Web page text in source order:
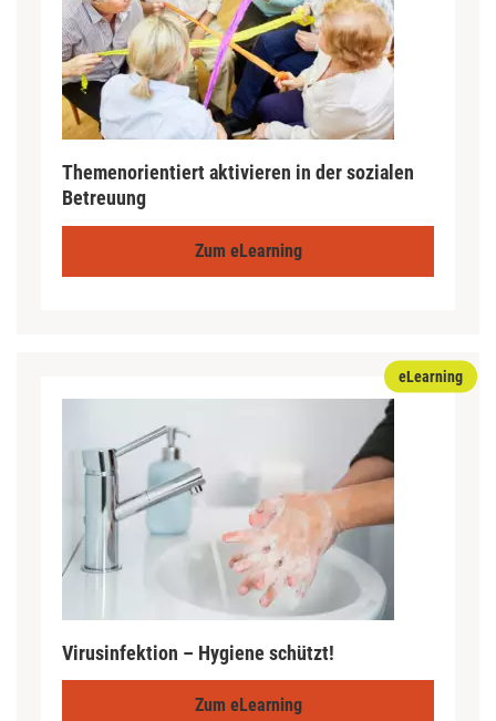
Themenorientiert aktivieren in der sozialen
Betreuung
Zum eLearning
eLearning
Virusinfektion – Hygiene schützt!
Zum eLearning